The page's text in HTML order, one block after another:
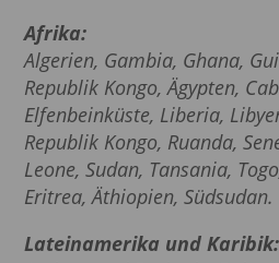
Afrika:
Algerien, Gambia, Ghana,
Republik Kongo, Ägypten,
Elfenbeinküste, Liberia,
Republik Kongo, Ruanda,
Leone, Sudan, Tansania,
Eritrea, Äthiopien, Südsudan.
Lateinamerika und Karibik: